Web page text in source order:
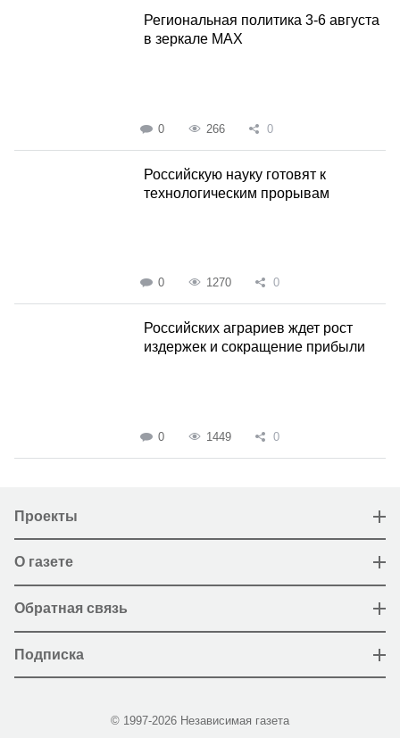
Региональная политика 3-6 августа
в зеркале MAX
0 266 0
Российскую науку готовят к
технологическим прорывам
0 1270 0
Российских аграриев ждет рост
издержек и сокращение прибыли
0 1449 0
Проекты
О газете
Обратная связь
Подписка
© 1997-2026 Независимая газета